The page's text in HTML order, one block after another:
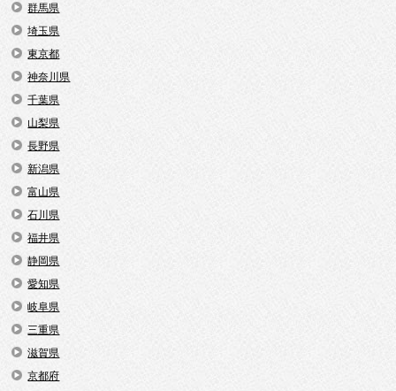
群馬県
埼玉県
東京都
神奈川県
千葉県
山梨県
長野県
新潟県
富山県
石川県
福井県
静岡県
愛知県
岐阜県
三重県
滋賀県
京都府